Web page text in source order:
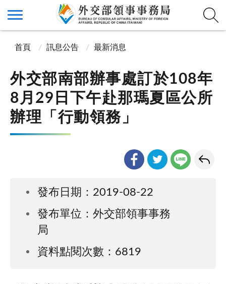
首頁 訊息公告 最新消息
外交部南部辦事處訂於108年
8月29日下午赴那瑪夏區公所
辦理「行動領務」
發布日期：2019-08-22
發布單位：外交部領事事務
局
資料點閱次數：6819